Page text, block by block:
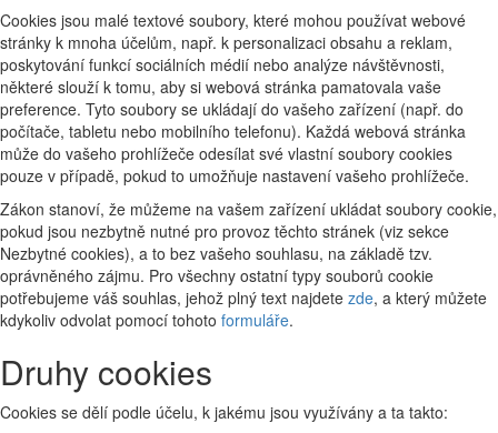
Cookies jsou malé textové soubory, které mohou používat webové
stránky k mnoha účelům, např. k personalizaci obsahu a reklam,
poskytování funkcí sociálních médií nebo analýze návštěvnosti,
některé slouží k tomu, aby si webová stránka pamatovala vaše
preference. Tyto soubory se ukládají do vašeho zařízení (např. do
počítače, tabletu nebo mobilního telefonu). Každá webová stránka
může do vašeho prohlížeče odesílat své vlastní soubory cookies
pouze v případě, pokud to umožňuje nastavení vašeho prohlížeče.
Zákon stanoví, že můžeme na vašem zařízení ukládat soubory cookie,
pokud jsou nezbytně nutné pro provoz těchto stránek (viz sekce
Nezbytné cookies), a to bez vašeho souhlasu, na základě tzv.
oprávněného zájmu. Pro všechny ostatní typy souborů cookie
potřebujeme váš souhlas, jehož plný text najdete zde, a který můžete
kdykoliv odvolat pomocí tohoto formuláře.
Druhy cookies
Cookies se dělí podle účelu, k jakému jsou využívány a ta takto: